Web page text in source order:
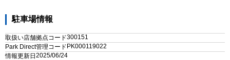
駐車場情報
取扱い店舗拠点コード300151
Park Direct管理コード PK000119022
情報更新日 2025/06/24